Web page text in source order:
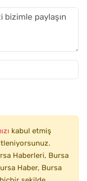
kabul etmiş
Haberleri, Bursa
Haber, Bursa